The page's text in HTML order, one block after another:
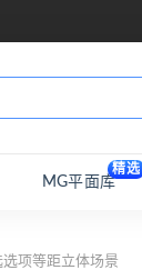
MG平面库
精选
项等距立体场景